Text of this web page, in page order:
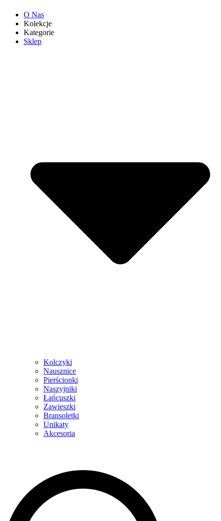
O Nas
Kolekcje
Kategorie
Sklep
Kolczyki
Nausznice
Pierścionki
Naszyjniki
Łańcuszki
Zawieszki
Bransoletki
Unikaty
Akcesoria